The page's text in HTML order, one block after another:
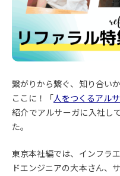
繋がりから繋ぐ、知り合い
ここに！「人をつくるアルサ
紹介でアルサーガに入社し
た。
東京本社編では、インフラ
ドエンジニアの大本さん、